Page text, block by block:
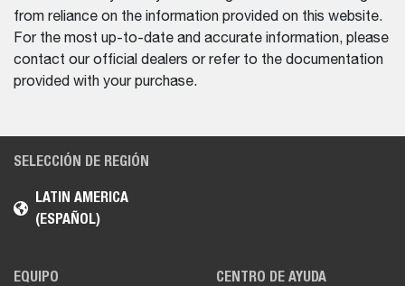
from reliance on the information provided on this website.
For the most up-to-date and accurate information, please
contact our official dealers or refer to the documentation
provided with your purchase.
SELECCIÓN DE REGIÓN
LATIN AMERICA
(ESPAÑOL)
EQUIPO CENTRO DE AYUDA